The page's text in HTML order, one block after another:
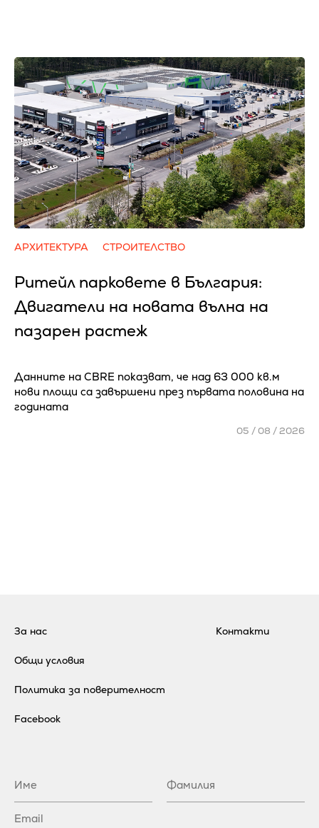
АРХИТЕКТУРА СТРОИТЕЛСТВО
Ритейл парковете в България:
Двигатели на новата вълна на
пазарен растеж
Данните на CBRE показват, че над 63 000 кв.м
нови площи са завършени през първата половина на
годината
05 / 08 / 2026
За нас
Общи условия
Политика за поверителност
Контакти
Facebook